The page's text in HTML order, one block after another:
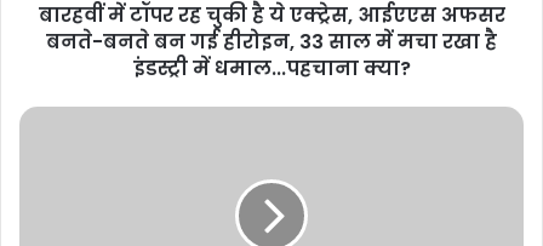
बारहवीं में टॉपर रह चुकी है ये एक्ट्रेस, आईएएस अफसर
बनते-बनते बन गई हीरोइन, 33 साल में मचा रखा है
इंडस्ट्री में धमाल...पहचाना क्या?